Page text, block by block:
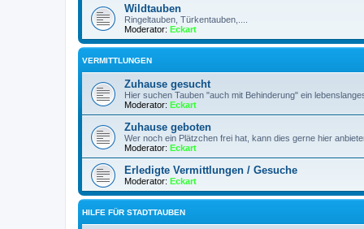
Wildtauben
Ringeltauben, Türkentauben,....
Moderator: Eckart
VERMITTLUNGEN
Zuhause gesucht
Hier suchen Tauben "auch mit Behinderung" ein
Moderator: Eckart
Zuhause geboten
Wer noch ein Plätzchen frei hat, kann dies gerne hier
Moderator: Eckart
Erledigte Vermittlungen / Gesuche
Moderator: Eckart
HILFE FÜR STADTTAUBEN